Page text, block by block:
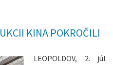
KINA POKROČILI
LEOPOLDOV, 2. júl